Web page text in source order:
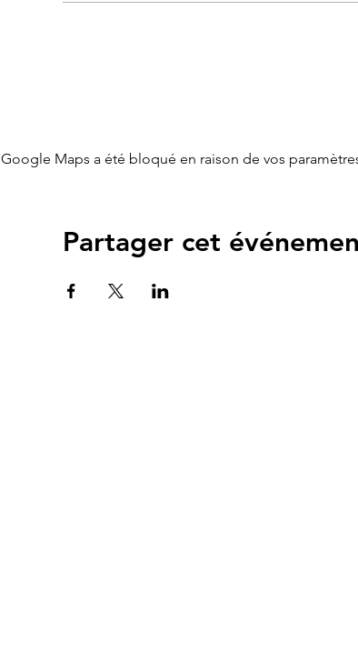
Google Maps a été bloqué en raison de vos
Partager cet